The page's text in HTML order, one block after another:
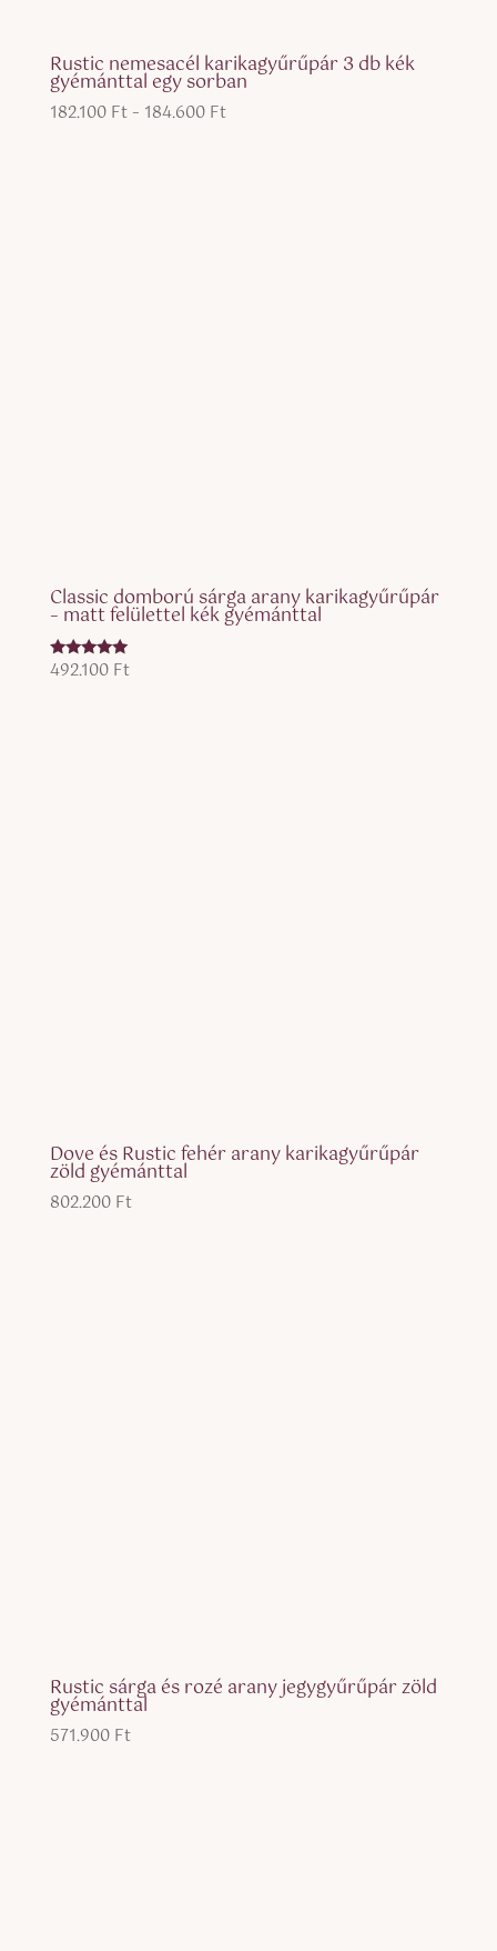
Rustic nemesacél karikagyűrűpár 3 db kék
gyémánttal egy sorban
182.100 Ft – 184.600 FtÁrtartomány:
Classic domború sárga arany karikagyűrűpár
– matt felülettel kék gyémánttal
Értékelés:
492.100 Ft
Dove és Rustic fehér arany karikagyűrűpár
zöld gyémánttal
802.200 Ft
Rustic sárga és rozé arany jegygyűrűpár zöld
gyémánttal
571.900 Ft